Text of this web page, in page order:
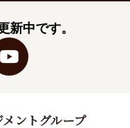
新中です。
ントグループ